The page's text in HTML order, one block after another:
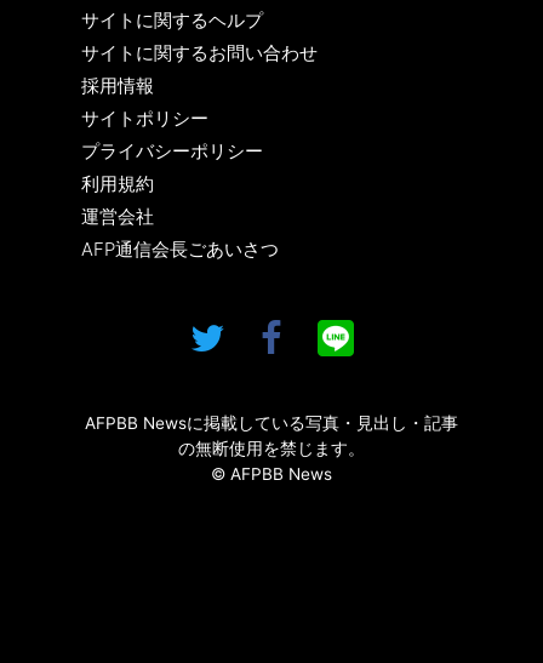
サイトに関するヘルプ
サイトに関するお問い合わせ
採用情報
サイトポリシー
プライバシーポリシー
利用規約
運営会社
AFP通信会長ごあいさつ
AFPBB Newsに掲載している写真・見出し・記事
の無断使用を禁じます。
© AFPBB News